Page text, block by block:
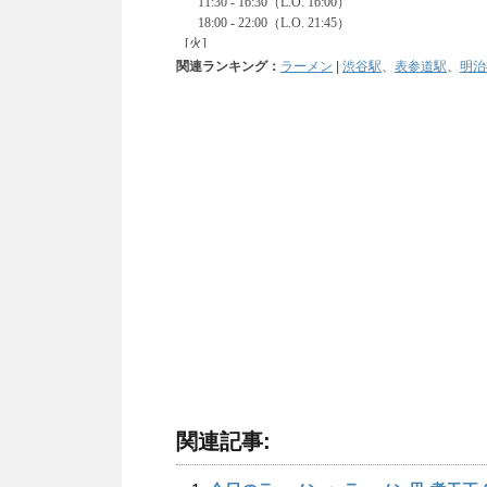
関連ランキング： ラーメン | 渋谷駅、 表参道駅、 明
関連記事: